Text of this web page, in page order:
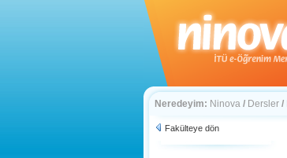
Neredeyim: Ninova / Dersler /
Fakülteye dön